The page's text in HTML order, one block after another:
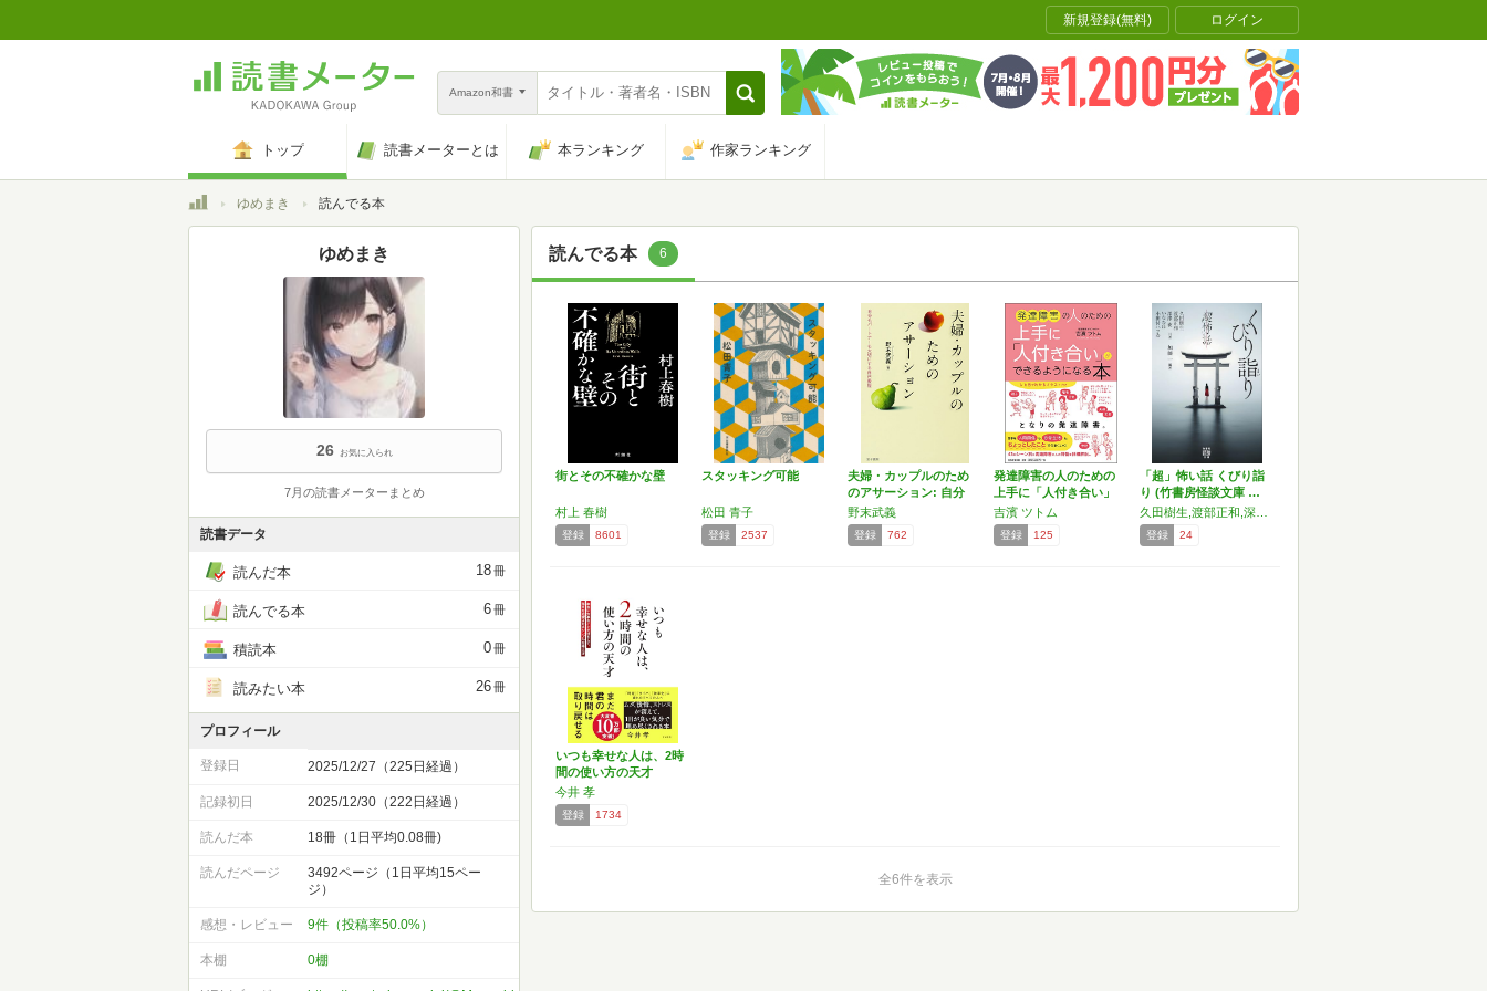
新規登録(無料) ログイン
Amazon和書
トップ 読書メーターとは 本ランキング 作家ランキング
トップゆめまき 読んでる本
読んでる本 6
街とその不確かな壁
村上 春樹
登録 8601
スタッキング可能
松田 青子
登録 2537
夫婦・カップルのため
のアサーション: 自分
も…
野末武義
登録 762
発達障害の人のための
上手に「人付き合い」
がで…
吉濱 ツトム
登録 125
「超」怖い話 くびり詣
り (竹書房怪談文庫 …
登録 24
いつも幸せな人は、2時
間の使い方の天才
今井 孝
登録 1734
全6件を表示
ゆめまき
26 お気に入られ
7月の読書メーターまとめ
読書データ
読んだ本 18冊
読んでる本 6冊
積読本 0冊
読みたい本 26冊
プロフィール
登録日 2025/12/27（225日経過）
記録初日 2025/12/30（222日経過）
読んだ本 18冊（1日平均0.08冊)
読んだページ
3492ページ（1日平均15ペー
ジ）
感想・レビュー 9件（投稿率50.0%）
本棚 0棚